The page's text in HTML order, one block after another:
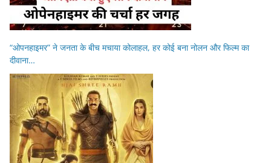
“ओपनहाइमर” ने जनता के बीच मचाया कोलाहल, हर कोई बना नोलन और फिल्म का
दीवाना…